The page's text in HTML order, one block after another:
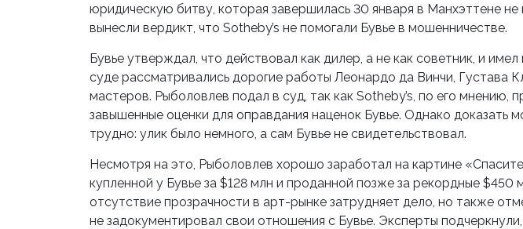
юридическую битву, которая завершилась 30 января в Манхэттене не
вынесли вердикт, что Sotheby’s не помогали Бувье в мошенничестве.
Бувье утверждал, что действовал как дилер, а не как советник, и
суде рассматривались дорогие работы Леонардо да Винчи, Густава
мастеров. Рыболовлев подал в суд, так как Sotheby’s, по его мнению,
завышенные оценки для оправдания наценок Бувье. Однако доказать
трудно: улик было немного, а сам Бувье не свидетельствовал.
Несмотря на это, Рыболовлев хорошо заработал на картине
купленной у Бувье за $128 млн и проданной позже за рекордные $450
отсутствие прозрачности в арт-рынке затрудняет дело, но также
не задокументировал свои отношения с Бувье. Эксперты